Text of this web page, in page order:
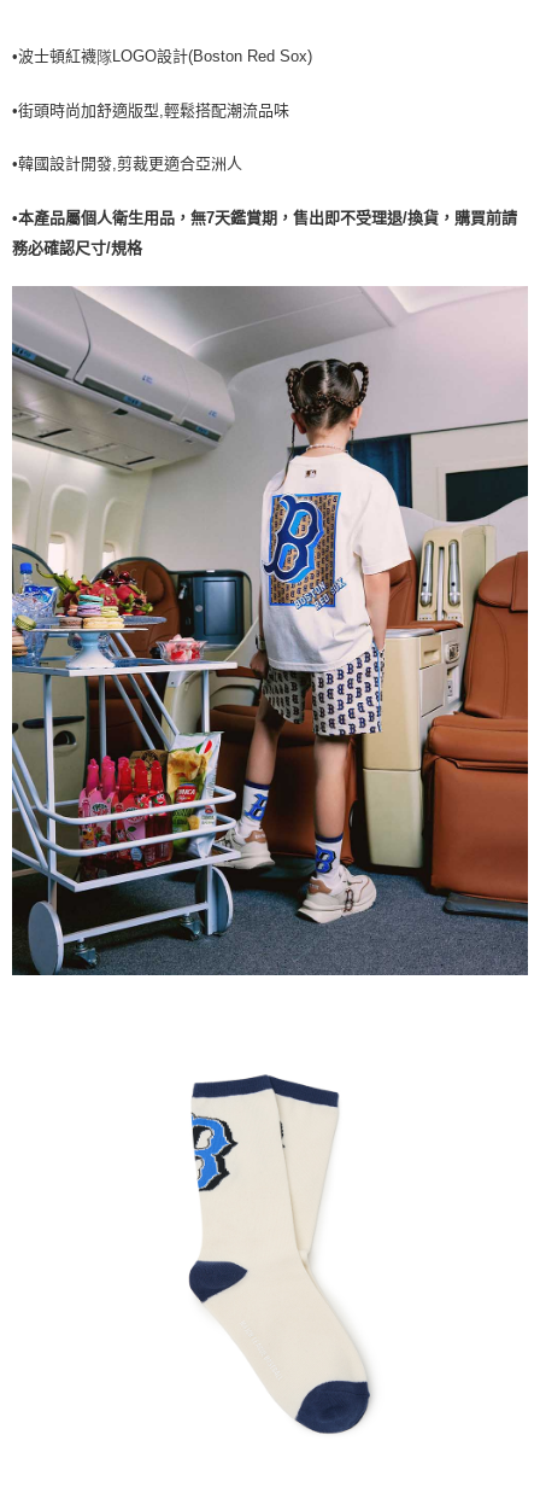
每筆NT$60，滿NT$499(含以上)免運費
宅配滿699免運
•波士頓紅襪隊LOGO設計(Boston Red Sox)
•街頭時尚加舒適版型,輕鬆搭配潮流品味
•韓國設計開發,剪裁更適合亞洲人
•本產品屬個人衛生用品，無7天鑑賞期，售出即不受理退/換貨，購買前請
務必確認尺寸/規格